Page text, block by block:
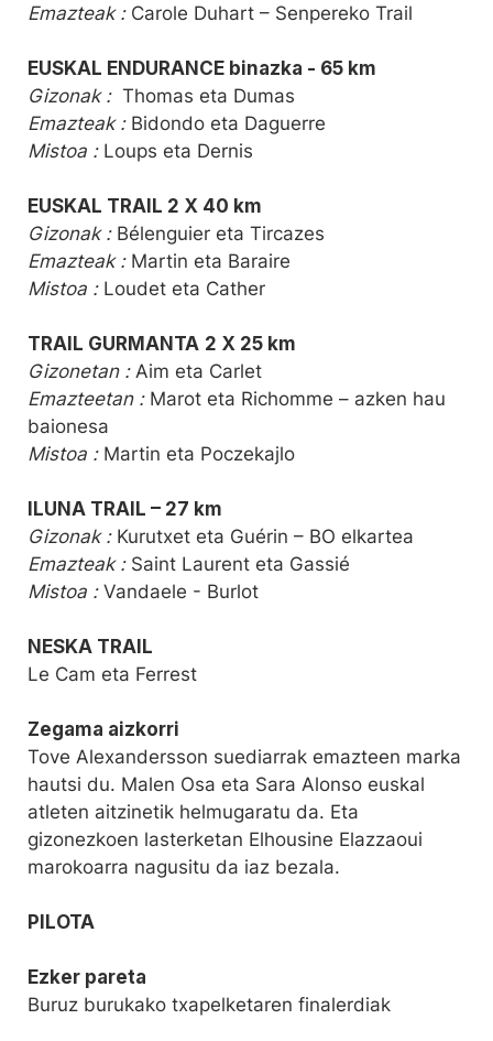
Emazteak : Carole Duhart – Senpereko Trail
EUSKAL ENDURANCE binazka - 65 km
Gizonak : Thomas eta Dumas
Emazteak : Bidondo eta Daguerre
Mistoa : Loups eta Dernis
EUSKAL TRAIL 2 X 40 km
Gizonak : Bélenguier eta Tircazes
Emazteak : Martin eta Baraire
Mistoa :Loudet eta Cather
TRAIL GURMANTA 2 X 25 km
Gizonetan : Aim eta Carlet
Emazteetan : Marot eta Richomme – azken hau
baionesa
Mistoa : Martin eta Poczekajlo
ILUNA TRAIL – 27 km
Gizonak : Kurutxet eta Guérin – BO elkartea
Emazteak : Saint Laurent eta Gassié
Mistoa : Vandaele - Burlot
NESKA TRAIL
Le Cam eta Ferrest
Zegama aizkorri
Tove Alexandersson suediarrak emazteen marka
hautsi du. Malen Osa eta Sara Alonso euskal
atleten aitzinetik helmugaratu da. Eta
gizonezkoen lasterketan Elhousine Elazzaoui
marokoarra nagusitu da iaz bezala.
PILOTA
Ezker pareta
Buruz burukako txapelketaren finalerdiak